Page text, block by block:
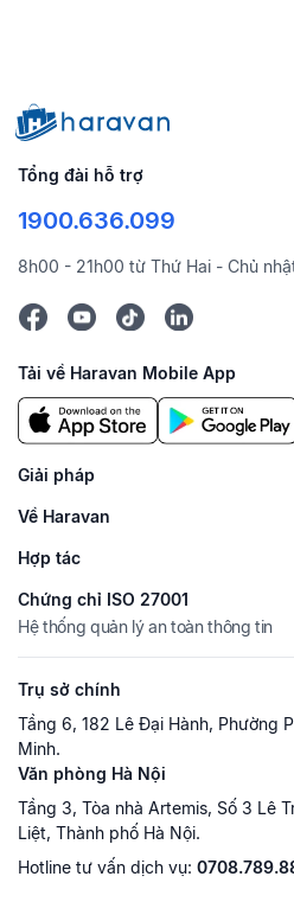
Tổng đài hỗ trợ
1900.636.099
8h00 - 21h00 từ Thứ Hai - Chủ
Tải về Haravan Mobile App
Giải pháp
Về Haravan
Hợp tác
Chứng chỉ ISO 27001
Hệ thống quản lý an toàn thông tin
Trụ sở chính
Tầng 6, 182 Lê Đại Hành, Phường
Minh.
Văn phòng Hà Nội
Tầng 3, Tòa nhà Artemis, Số 3 Lê
Liệt, Thành phố Hà Nội.
Hotline tư vấn dịch vụ: